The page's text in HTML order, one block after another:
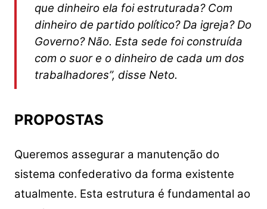
que dinheiro ela foi estruturada? Com
dinheiro de partido político? Da igreja? Do
Governo? Não. Esta sede foi construída
com o suor e o dinheiro de cada um dos
trabalhadores”, disse Neto.
PROPOSTAS
Queremos assegurar a manutenção do
sistema confederativo da forma existente
atualmente. Esta estrutura é fundamental ao